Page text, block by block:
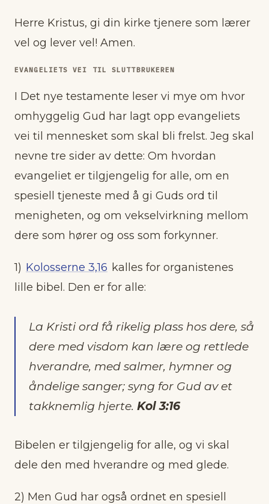
Herre Kristus, gi din kirke tjenere som lærer
vel og lever vel! Amen.
EVANGELIETS VEI TIL SLUTTBRUKEREN
I Det nye testamente leser vi mye om hvor
omhyggelig Gud har lagt opp evangeliets
vei til mennesket som skal bli frelst. Jeg skal
nevne tre sider av dette: Om hvordan
evangeliet er tilgjengelig for alle, om en
spesiell tjeneste med å gi Guds ord til
menigheten, og om vekselvirkning mellom
dere som hører og oss som forkynner.
1) Kolosserne 3,16 kalles for organistenes
lille bibel. Den er for alle:
La Kristi ord få rikelig plass hos dere, så
dere med visdom kan lære og rettlede
hverandre, med salmer, hymner og
åndelige sanger; syng for Gud av et
takknemlig hjerte. Kol 3:16
Bibelen er tilgjengelig for alle, og vi skal
dele den med hverandre og med glede.
2) Men Gud har også ordnet en spesiell